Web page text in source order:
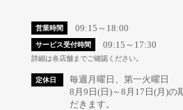
営業時間 09:15～18:00
サービス受付時間 09:15～17:30
詳細は各店舗までご確認ください。
定休日
毎週月曜日、第一火曜日
8月9日(日)～8月17日(月)の
だきます。